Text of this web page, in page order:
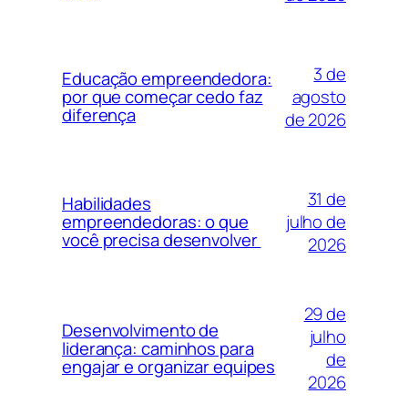
Educação empreendedora:
por que começar cedo faz
diferença
3 de
agosto
de 2026
Habilidades
empreendedoras: o que
você precisa desenvolver
31 de
julho de
2026
Desenvolvimento de
liderança: caminhos para
engajar e organizar equipes
29 de
julho
de
2026